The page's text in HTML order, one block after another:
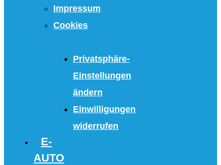
Impressum
Cookies
Privatsphäre-
Einstellungen
ändern
Einwilligungen
widerrufen
E-
AUTO